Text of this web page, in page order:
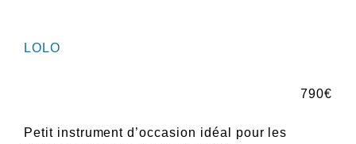
LOLO
790€
Petit instrument d’occasion idéal pour les